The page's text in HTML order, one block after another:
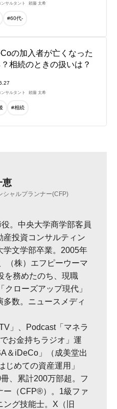
サルタント 頼藤 太希
#60代-
の加入者が亡くなった
相続のときの扱いは？
サルタント 頼藤 太希
#相続
恵
シャルプランナー(CFP)
。中央大学商学部客員
産投資コンサルティン
学文学部卒業。2005年
（株）エフピーウーマ
を務めたのち、現職
ローズアップ現代」
数。ニュースメディ
」、Podcast「マネラ
お金持ちラジオ」運
＆iDeCo」（成美堂出
じめての資産運用」
、累計200万部超。フ
ー（CFP®）。1級ファ
ング技能士。X（旧